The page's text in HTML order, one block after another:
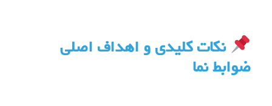
نکات کلیدی و اهداف اصلی
ضوابط نما